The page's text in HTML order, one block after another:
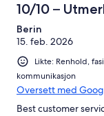
10/10 –
Berin
15. feb. 2026
Likte: Renhold,
kommunikasjon
Oversett med
Best customer